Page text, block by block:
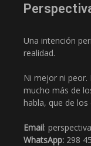
Una intención
realidad.
Ni mejor ni peor.
mucho más de
habla, que de
Email:
WhatsApp: 298